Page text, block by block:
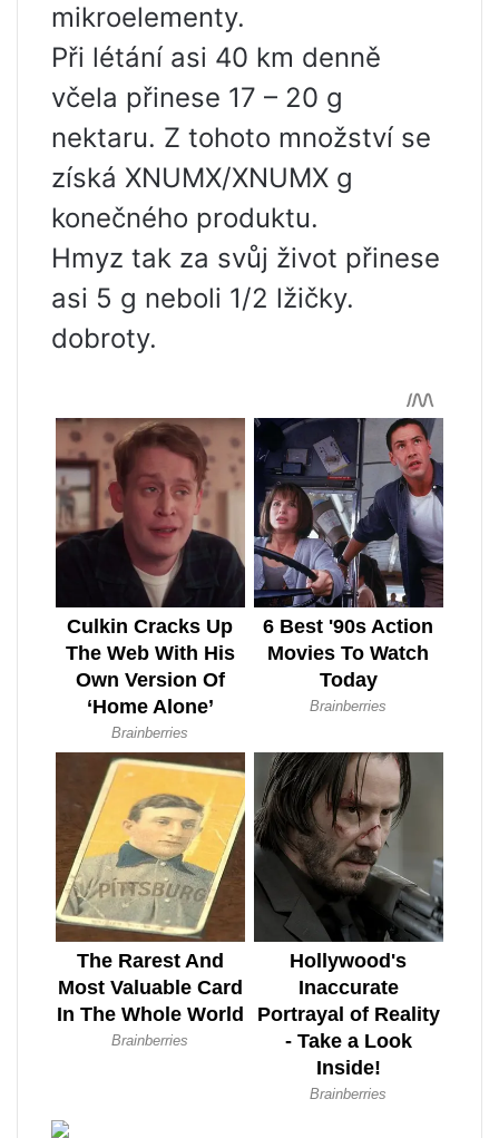
mikroelementy.
Při létání asi 40 km denně
včela přinese 17 – 20 g
nektaru. Z tohoto množství se
získá XNUMX/XNUMX g
konečného produktu.
Hmyz tak za svůj život přinese
asi 5 g neboli 1/2 lžičky.
dobroty.